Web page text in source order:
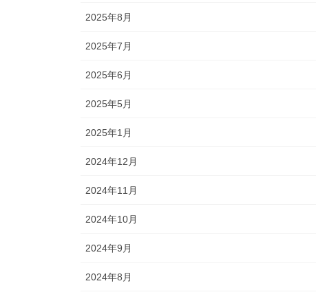
2025年8月
2025年7月
2025年6月
2025年5月
2025年1月
2024年12月
2024年11月
2024年10月
2024年9月
2024年8月